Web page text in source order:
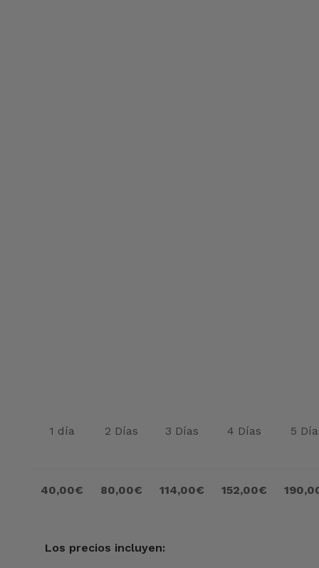
1 día 2 Días 3 Días 4 Días 5
40,00€ 80,00€ 114,00€ 152,00€
Los precios incluyen: